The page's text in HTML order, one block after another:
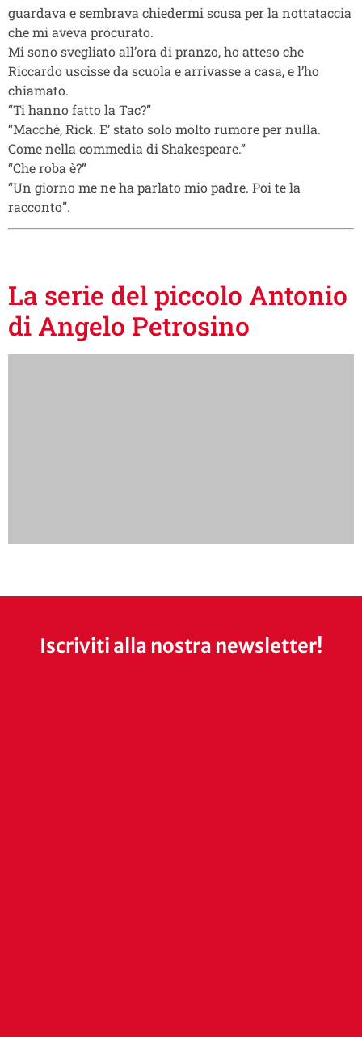
guardava e sembrava chiedermi scusa per la nottataccia
che mi aveva procurato.
Mi sono svegliato all’ora di pranzo, ho atteso che
Riccardo uscisse da scuola e arrivasse a casa, e l’ho
chiamato.
“Ti hanno fatto la Tac?”
“Macché, Rick. E’ stato solo molto rumore per nulla.
Come nella commedia di Shakespeare.”
“Che roba è?”
“Un giorno me ne ha parlato mio padre. Poi te la
racconto”.
La serie del piccolo Antonio
di Angelo Petrosino
Iscriviti alla nostra newsletter!